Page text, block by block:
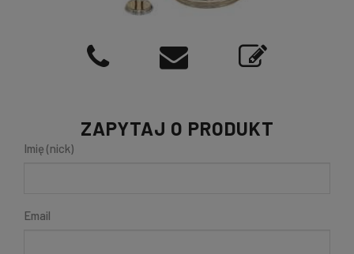
ZAPYTAJ O PRODUKT
Imię (nick)
Email